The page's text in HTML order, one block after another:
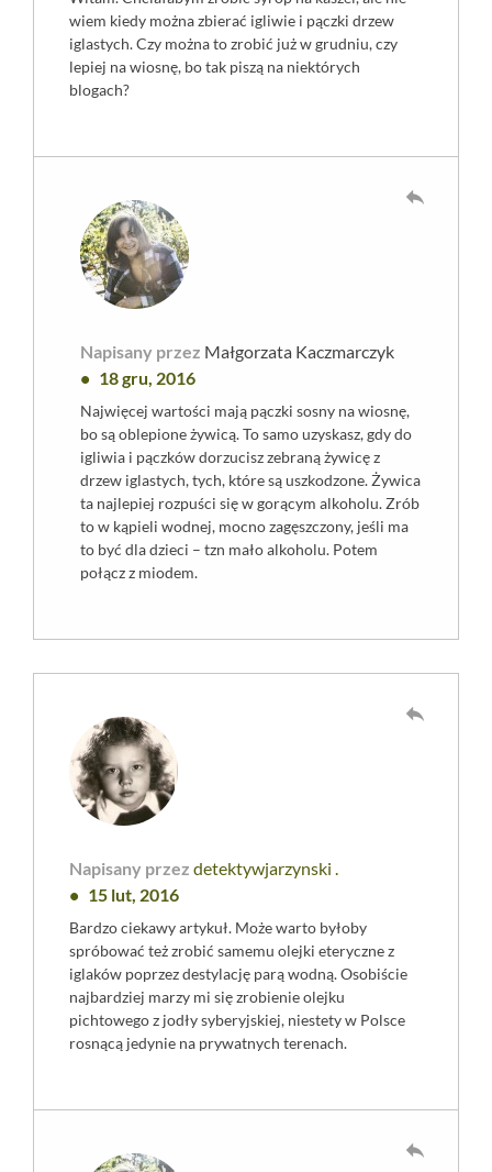
wiem kiedy można zbierać igliwie i pączki drzew
iglastych. Czy można to zrobić już w grudniu, czy
lepiej na wiosnę, bo tak piszą na niektórych
blogach?
Napisany przez Małgorzata Kaczmarczyk
18 gru, 2016
Najwięcej wartości mają pączki sosny na wiosnę,
bo są oblepione żywicą. To samo uzyskasz, gdy do
igliwia i pączków dorzucisz zebraną żywicę z
drzew iglastych, tych, które są uszkodzone. Żywica
ta najlepiej rozpuści się w gorącym alkoholu. Zrób
to w kąpieli wodnej, mocno zagęszczony, jeśli ma
to być dla dzieci – tzn mało alkoholu. Potem
połącz z miodem.
reply
Napisany przez detektywjarzynski .
15 lut, 2016
Bardzo ciekawy artykuł. Może warto byłoby
spróbować też zrobić samemu olejki eteryczne z
iglaków poprzez destylację parą wodną. Osobiście
najbardziej marzy mi się zrobienie olejku
pichtowego z jodły syberyjskiej, niestety w Polsce
rosnącą jedynie na prywatnych terenach.
reply
reply